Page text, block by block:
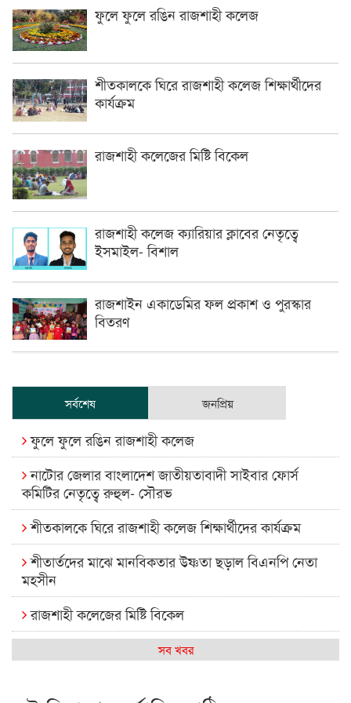
ফুলে ফুলে রঙিন রাজশাহী কলেজ
শীতকালকে ঘিরে রাজশাহী কলেজ শিক্ষার্থীদের
কার্যক্রম
রাজশাহী কলেজের মিষ্টি বিকেল
রাজশাহী কলেজ ক্যারিয়ার ক্লাবের নেতৃত্বে
ইসমাইল- বিশাল
রাজশাইন একাডেমির ফল প্রকাশ ও পুরস্কার
বিতরণ
সর্বশেষ জনপ্রিয়
ফুলে ফুলে রঙিন রাজশাহী কলেজ
নাটোর জেলার বাংলাদেশ জাতীয়তাবাদী সাইবার ফোর্স
কমিটির নেতৃত্বে রুহুল- সৌরভ
শীতকালকে ঘিরে রাজশাহী কলেজ শিক্ষার্থীদের কার্যক্রম
শীতার্তদের মাঝে মানবিকতার উষ্ণতা ছড়াল বিএনপি নেতা
মহসীন
রাজশাহী কলেজের মিষ্টি বিকেল
কেমন আছে আমাদের দেশের মধ্যবিত্তরা
সব খবর